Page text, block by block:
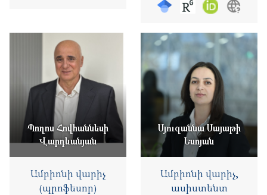
Պողոս Հովհաննեսի
Վարդևանյան
Ամբիոնի վարիչ
(պրոֆեսոր)
Սյուզաննա Սայաթի
Եսոյան
Ամբիոնի վարիչ,
ասիստենտ